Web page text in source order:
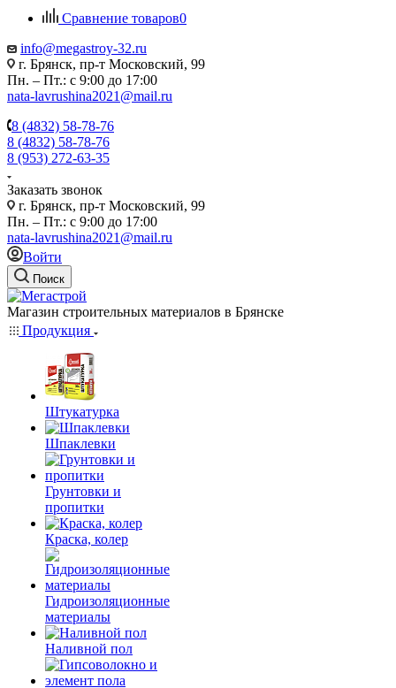
Сравнение товаров0
info@megastroy-32.ru
г. Брянск, пр-т Московский, 99
Пн. – Пт.: с 9:00 до 17:00
nata-lavrushina2021@mail.ru
8 (4832) 58-78-76
8 (4832) 58-78-76
8 (953) 272-63-35
Заказать звонок
г. Брянск, пр-т Московский, 99
Пн. – Пт.: с 9:00 до 17:00
nata-lavrushina2021@mail.ru
Войти
Поиск
Магазин строительных материалов в Брянске
Продукция
Штукатурка
Шпаклевки
Грунтовки и
пропитки
Краска, колер
Гидроизоляционные
материалы
Наливной пол